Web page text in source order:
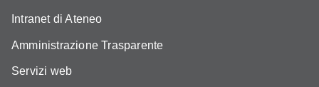
Intranet di Ateneo
Amministrazione Trasparente
Servizi web